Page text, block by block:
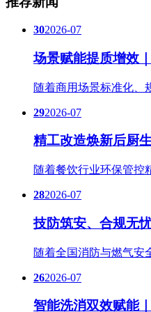
302026-07
场景赋能提质增效
随着商用场景标准化
292026-07
精工改造焕新后厨
随着餐饮行业环保管
282026-07
技防筑安、合规无
随着全国消防与燃气
262026-07
智能洗消双效赋能